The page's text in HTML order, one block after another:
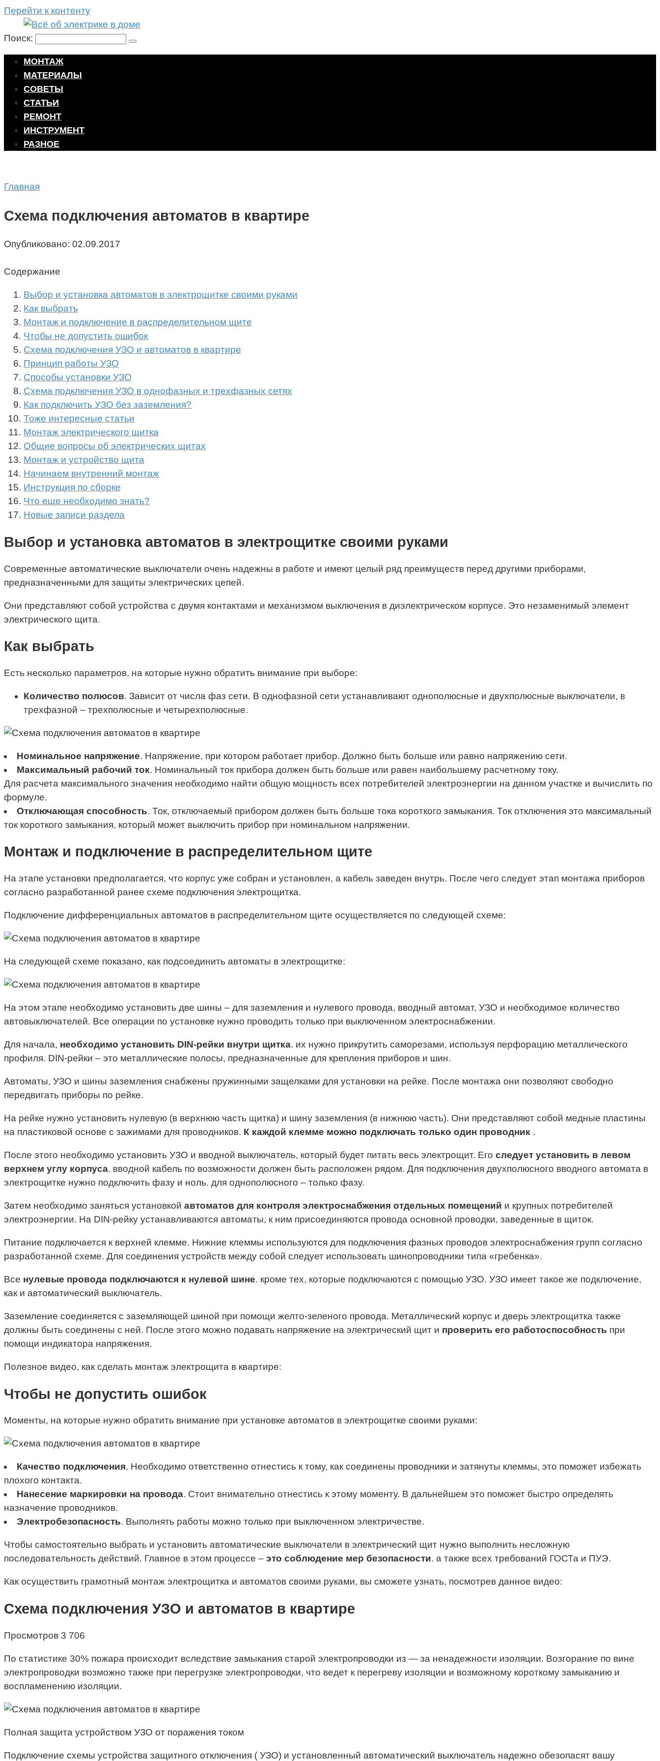
Перейти к контенту
Поиск:
МОНТАЖ
МАТЕРИАЛЫ
СОВЕТЫ
СТАТЬИ
РЕМОНТ
ИНСТРУМЕНТ
РАЗНОЕ
Главная
Схема подключения автоматов в квартире
Опубликовано: 02.09.2017
Содержание
Выбор и установка автоматов в электрощитке своими руками
Как выбрать
Монтаж и подключение в распределительном щите
Чтобы не допустить ошибок
Схема подключения УЗО и автоматов в квартире
Принцип работы УЗО
Способы установки УЗО
Схема подключения УЗО в однофазных и трехфазных сетях
Как подключить УЗО без заземления?
Тоже интересные статьи
Монтаж электрического щитка
Общие вопросы об электрических щитах
Монтаж и устройство щита
Начинаем внутренний монтаж
Инструкция по сборке
Что еще необходимо знать?
Новые записи раздела
Выбор и установка автоматов в электрощитке своими руками
Современные автоматические выключатели очень надежны в работе и имеют целый ряд преимуществ перед другими приборами,
предназначенными для защиты электрических цепей.
Они представляют собой устройства с двумя контактами и механизмом выключения в диэлектрическом корпусе. Это незаменимый элемент
электрического щита.
Как выбрать
Есть несколько параметров, на которые нужно обратить внимание при выборе:
Количество полюсов. Зависит от числа фаз сети. В однофазной сети устанавливают однополюсные и двухполюсные выключатели, в
трехфазной – трехполюсные и четырехполюсные.
Номинальное напряжение. Напряжение, при котором работает прибор. Должно быть больше или равно напряжению сети.
Максимальный рабочий ток. Номинальный ток прибора должен быть больше или равен наибольшему расчетному току.
Для расчета максимального значения необходимо найти общую мощность всех потребителей электроэнергии на данном участке и вычислить по
формуле.
Отключающая способность. Ток, отключаемый прибором должен быть больше тока короткого замыкания. Ток отключения это максимальный
ток короткого замыкания, который может выключить прибор при номинальном напряжении.
Монтаж и подключение в распределительном щите
На этапе установки предполагается, что корпус уже собран и установлен, а кабель заведен внутрь. После чего следует этап монтажа приборов
согласно разработанной ранее схеме подключения электрощитка.
Подключение дифференциальных автоматов в распределительном щите осуществляется по следующей схеме:
На следующей схеме показано, как подсоединить автоматы в электрощитке:
На этом этапе необходимо установить две шины – для заземления и нулевого провода, вводный автомат, УЗО и необходимое количество
автовыключателей. Все операции по установке нужно проводить только при выключенном электроснабжении.
Для начала, необходимо установить DIN-рейки внутри щитка. их нужно прикрутить саморезами, используя перфорацию металлического
профиля. DIN-рейки – это металлические полосы, предназначенные для крепления приборов и шин.
Автоматы, УЗО и шины заземления снабжены пружинными защелками для установки на рейке. После монтажа они позволяют свободно
передвигать приборы по рейке.
На рейке нужно установить нулевую (в верхнюю часть щитка) и шину заземления (в нижнюю часть). Они представляют собой медные пластины
на пластиковой основе с зажимами для проводников. К каждой клемме можно подключать только один проводник .
После этого необходимо установить УЗО и вводной выключатель, который будет питать весь электрощит. Его следует установить в левом
верхнем углу корпуса. вводной кабель по возможности должен быть расположен рядом. Для подключения двухполюсного вводного автомата в
электрощитке нужно подключить фазу и ноль. для однополюсного – только фазу.
Затем необходимо заняться установкой автоматов для контроля электроснабжения отдельных помещений и крупных потребителей
электроэнергии. На DIN-рейку устанавливаются автоматы, к ним присоединяются провода основной проводки, заведенные в щиток.
Питание подключается к верхней клемме. Нижние клеммы используются для подключения фазных проводов электроснабжения групп согласно
разработанной схеме. Для соединения устройств между собой следует использовать шинопроводники типа «гребенка».
Все нулевые провода подключаются к нулевой шине. кроме тех, которые подключаются с помощью УЗО. УЗО имеет такое же подключение,
как и автоматический выключатель.
Заземление соединяется с заземляющей шиной при помощи желто-зеленого провода. Металлический корпус и дверь электрощитка также
должны быть соединены с ней. После этого можно подавать напряжение на электрический щит и проверить его работоспособность при
помощи индикатора напряжения.
Полезное видео, как сделать монтаж электрощита в квартире:
Чтобы не допустить ошибок
Моменты, на которые нужно обратить внимание при установке автоматов в электрощитке своими руками:
Качество подключения. Необходимо ответственно отнестись к тому, как соединены проводники и затянуты клеммы, это поможет избежать
плохого контакта.
Нанесение маркировки на провода. Стоит внимательно отнестись к этому моменту. В дальнейшем это поможет быстро определять
назначение проводников.
Электробезопасность. Выполнять работы можно только при выключенном электричестве.
Чтобы самостоятельно выбрать и установить автоматические выключатели в электрический щит нужно выполнить несложную
последовательность действий. Главное в этом процессе – это соблюдение мер безопасности. а также всех требований ГОСТа и ПУЭ.
Как осуществить грамотный монтаж электрощитка и автоматов своими руками, вы сможете узнать, посмотрев данное видео:
Схема подключения УЗО и автоматов в квартире
Просмотров 3 706
По статистике 30% пожара происходит вследствие замыкания старой электропроводки из — за ненадежности изоляции. Возгорание по вине
электропроводки возможно также при перегрузке электропроводки, что ведет к перегреву изоляции и возможному короткому замыканию и
воспламенению изоляции.
Полная защита устройством УЗО от поражения током
Подключение схемы устройства защитного отключения ( УЗО) и установленный автоматический выключатель надежно обезопасят вашу